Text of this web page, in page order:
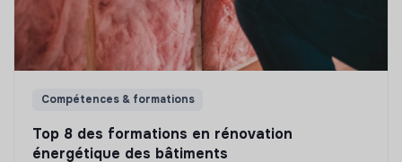
Compétences & formations
Top 8 des formations en rénovation
énergétique des bâtiments